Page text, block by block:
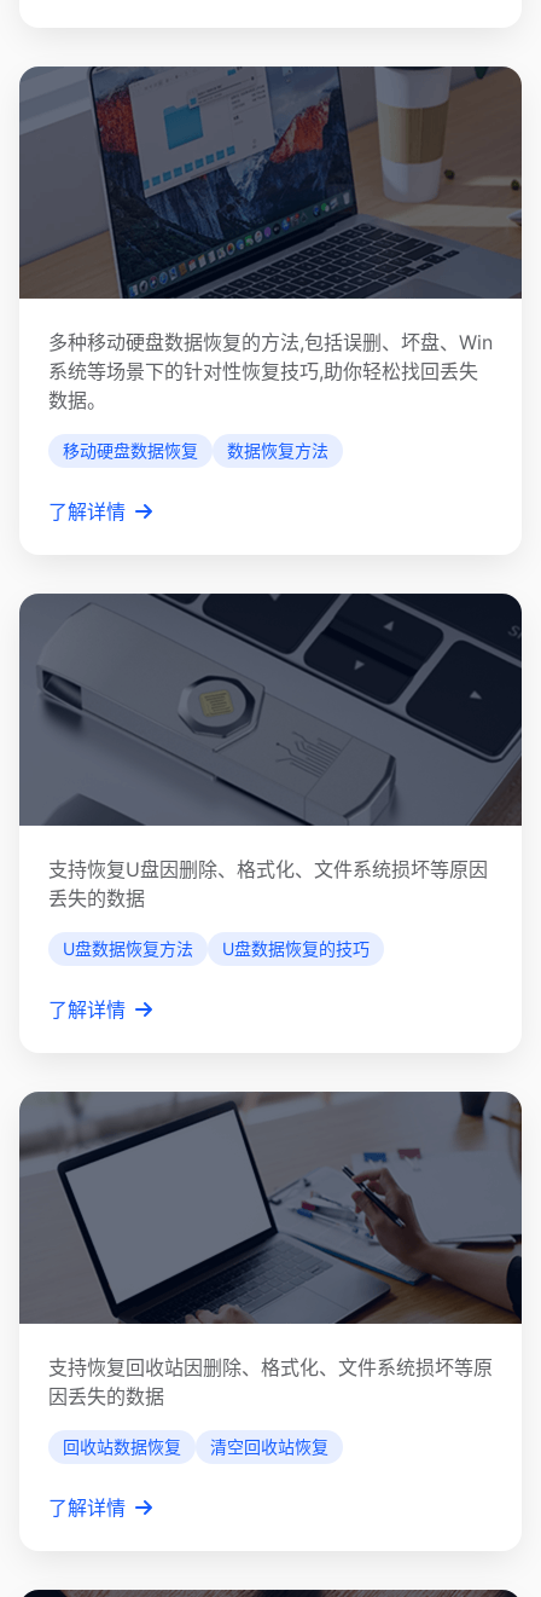
移动硬盘数据恢复
多种移动硬盘数据恢复的方法,包括误删、坏盘、Win
系统等场景下的针对性恢复技巧,助你轻松找回丢失
数据。
移动硬盘数据恢复 数据恢复方法
了解详情
U盘数据恢复
支持恢复U盘因删除、格式化、文件系统损坏等原因
丢失的数据
U盘数据恢复方法 U盘数据恢复的技巧
了解详情
回收站数据恢复
支持恢复回收站因删除、格式化、文件系统损坏等原
因丢失的数据
回收站数据恢复 清空回收站恢复
了解详情